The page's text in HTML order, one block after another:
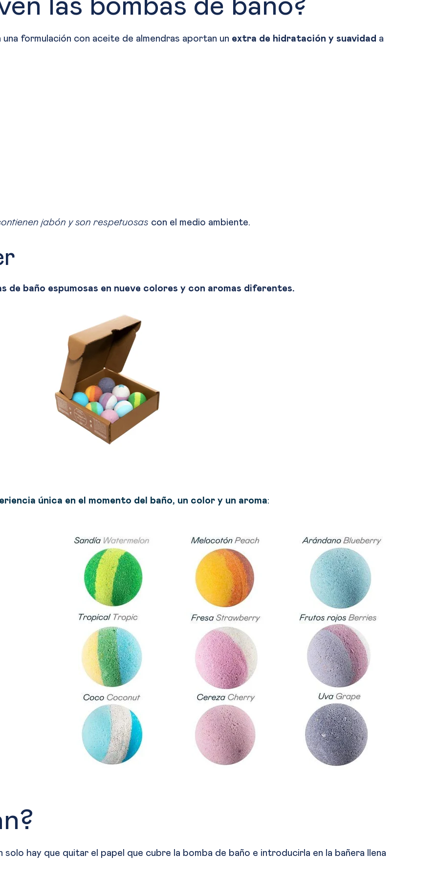
las bombas de baño?
formulación con aceite de almendras aportan un extra de hidratación y suavidad a
jabón y son respetuosas con el medio ambiente.
de baño espumosas en nueve colores y con aromas diferentes.
única en el momento del baño, un color y un aroma:
solo hay que quitar el papel que cubre la bomba de baño e introducirla en la bañera llena